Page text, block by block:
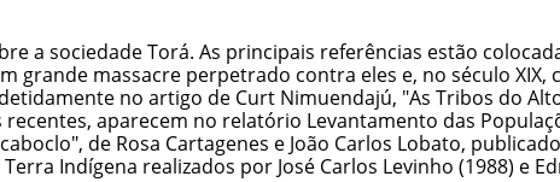
a sociedade Torá. As principais referências estão
grande massacre perpetrado contra eles e, no século
no artigo de Curt Nimuendajú, "As Tribos do
aparecem no relatório Levantamento das
de Rosa Cartagenes e João Carlos Lobato,
Indígena realizados por José Carlos Levinho (1988) e